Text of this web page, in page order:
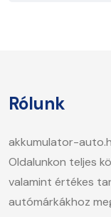
Rólunk
akkumulator-
Oldalunkon teljes
valamint értékes
autómárkákhoz